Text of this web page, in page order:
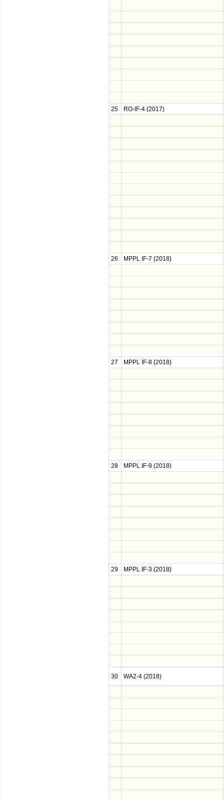
25 RO-IF-4 (2017)
26 MPPL IF-7 (2018)
27 MPPL IF-8 (2018)
28 MPPL IF-9 (2018)
29 MPPL IF-3 (2018)
30 WA2-4 (2018)